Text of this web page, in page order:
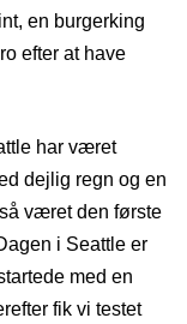
en burgerking
efter at have
har været
dejlig regn og en
været den første
i Seattle er
med en
fik vi testet